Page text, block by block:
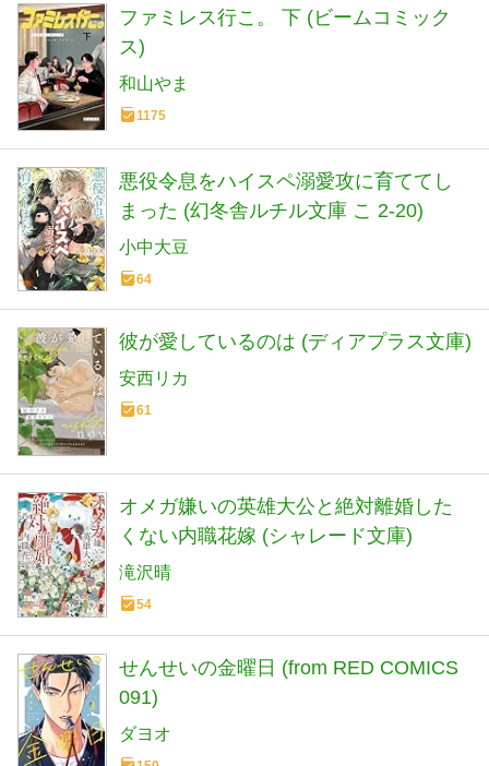
ファミレス行こ。 下 (ビームコミック
ス)
和山やま
1175
悪役令息をハイスペ溺愛攻に育ててし
まった (幻冬舎ルチル文庫 こ 2-20)
小中大豆
64
彼が愛しているのは (ディアプラス文庫)
安西リカ
61
オメガ嫌いの英雄大公と絶対離婚した
くない内職花嫁 (シャレード文庫)
滝沢晴
54
せんせいの金曜日 (from RED COMICS
091)
ダヨオ